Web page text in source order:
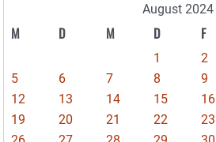
August 2024
M D M D F
1 2
5
6 7 8 9
12
13 14 15 16
19
20 21 22 23